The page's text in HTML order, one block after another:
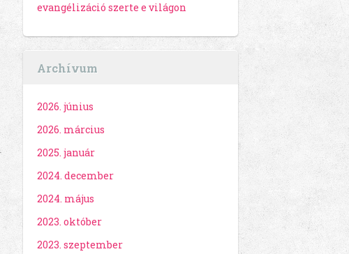
evangélizáció szerte e világon
Archívum
2026. június
2026. március
2025. január
2024. december
2024. május
2023. október
2023. szeptember